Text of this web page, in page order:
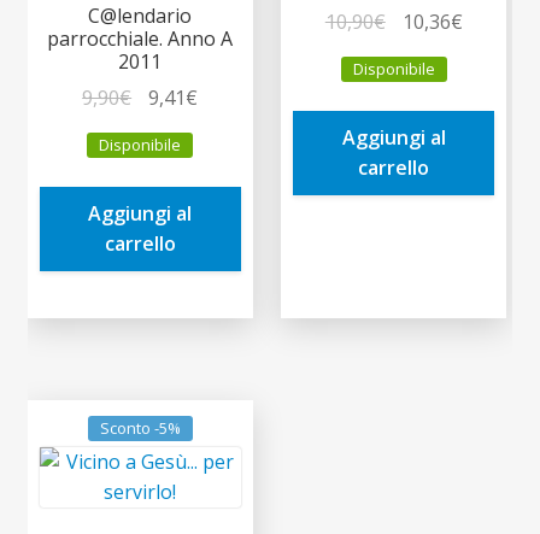
C@lendario
parrocchiale. Anno A
2011
9,90€
prezzo
originale
era:
9,90€.
9,41€
è:
Disponibile
Aggiungi al
carrello
10,90€
prezzo
originale
era:
10,90€.
10,36€Il
è:
Disponibile
Aggiungi al
carrello
Sconto -5%